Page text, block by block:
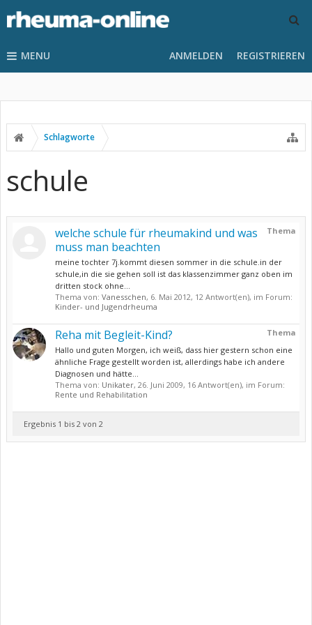
MENU ANMELDEN REGISTRIEREN
Schlagworte
schule
Thema
welche schule für rheumakind und was
muss man beachten
meine tochter 7j.kommt diesen sommer in die schule.in der
schule,in die sie gehen soll ist das klassenzimmer ganz oben im
dritten stock ohne...
Thema von: Vanesschen, 6. Mai 2012, 12 Antwort(en), im Forum:
Kinder- und Jugendrheuma
Thema
Reha mit Begleit-Kind?
Hallo und guten Morgen, ich weiß, dass hier gestern schon eine
ähnliche Frage gestellt worden ist, allerdings habe ich andere
Diagnosen und hätte...
Thema von: Unikater, 26. Juni 2009, 16 Antwort(en), im Forum:
Rente und Rehabilitation
Ergebnis 1 bis 2 von 2